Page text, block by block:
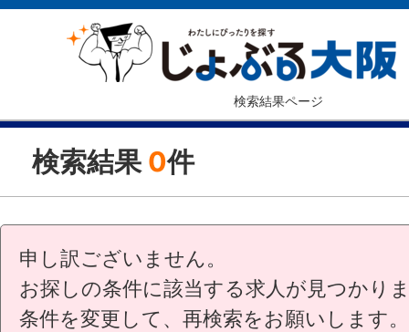
検索結果ページ
検索結果 0件
申し訳ございません。
お探しの条件に該当する求人が見つかり
条件を変更して、再検索をお願いします。